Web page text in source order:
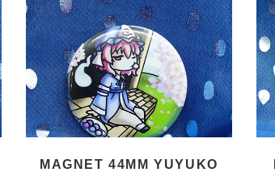
MAGNET 44MM YUYUKO